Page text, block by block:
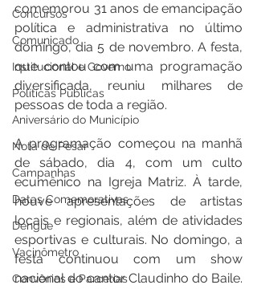
Concursos
Comunicado
Institucional e Governo
Políticas Públicas
Aniversário do Município
Nota de Pesar
Campanhas
Datas Comemorativas
Dengue
Vacinômetro
Convênios e Parcerias
comemorou 31 anos de emancipação
política e administrativa no último
domingo, dia 5 de novembro. A festa,
que contou com uma programação
diversificada, reuniu milhares de
pessoas de toda a região.
A programação começou na manhã
de sábado, dia 4, com um culto
ecumênico na Igreja Matriz. À tarde,
houve apresentações de artistas
locais e regionais, além de atividades
esportivas e culturais. No domingo, a
festa continuou com um show
nacional do cantor Claudinho do Baile.